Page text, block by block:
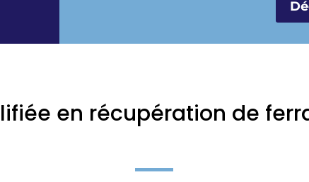
en récupération de